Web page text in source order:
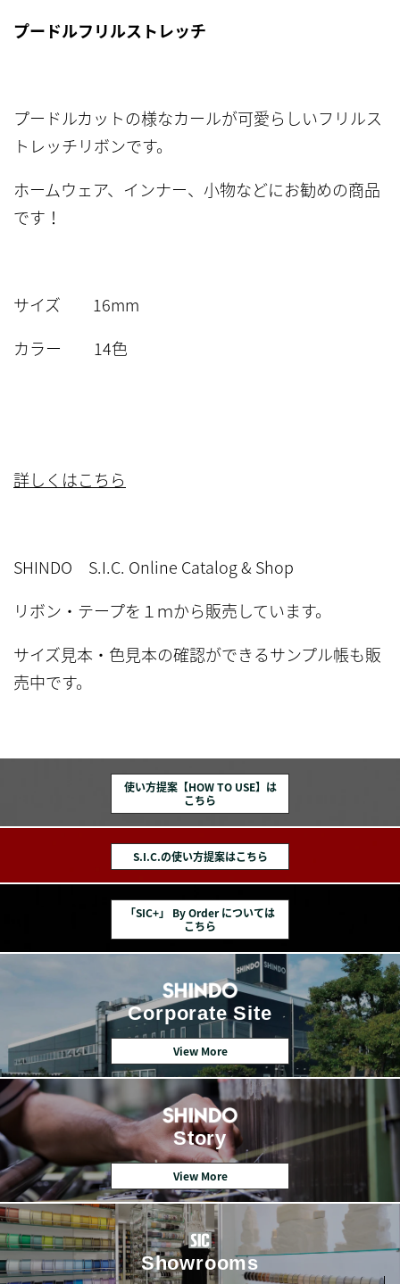
プードルフリルストレッチ
プードルカットの様なカールが可愛らしいフリルス
トレッチリボンです。
ホームウェア、インナー、小物などにお勧めの商品
です！
サイズ 16mm
カラー 14色
詳しくはこちら
SHINDO S.I.C. Online Catalog & Shop
リボン・テープを１ｍから販売しています。
サイズ見本・色見本の確認ができるサンプル帳も販
売中です。
使い方提案【HOW TO USE】は
こちら
S.I.C.の使い方提案はこちら
「SIC+」 By Order については
こちら
Corporate Site
View More
Story
View More
Showrooms